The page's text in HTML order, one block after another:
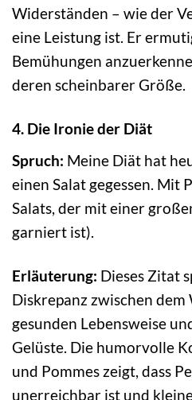
Widerständen – wie der
eine Leistung ist. Er
Bemühungen
deren scheinbarer Größe.
4. Die Ironie der Diät
Spruch: Meine Diät hat
einen Salat gegessen. Mit
Salats, der mit einer
garniert ist).
Erläuterung: Dieses Zitat
Diskrepanz zwischen
gesunden Lebensweise
Gelüste. Die humorvolle
und Pommes zeigt, dass
unerreichbar ist und